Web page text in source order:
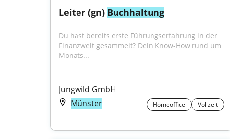
Leiter (gn) Buchhaltung
Du hast bereits erste Führungserfahrung in der
Finanzwelt gesammelt? Dein Know-How rund um
Monats...
Jungwild GmbH
Münster
Homeoffice Vollzeit